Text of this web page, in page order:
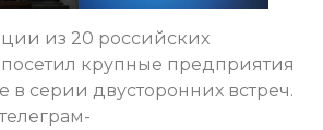
из 20 российских
крупные предприятия
в серии двусторонних встреч.